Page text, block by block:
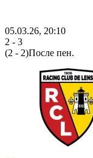
05.03.26, 20:10
2 - 3
(2 - 2)После пен.